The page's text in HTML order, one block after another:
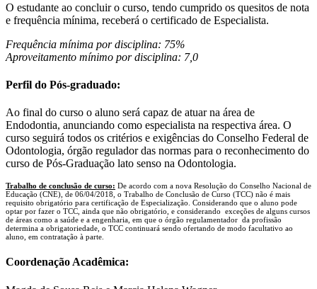
O estudante ao concluir o curso, tendo cumprido os quesitos de nota
e frequência mínima, receberá o certificado de Especialista.
Frequência mínima por disciplina: 75%
Aproveitamento mínimo por disciplina: 7,0
Perfil do Pós-graduado:
Ao final do curso o aluno será capaz de atuar na área de
Endodontia, anunciando como especialista na respectiva área. O
curso seguirá todos os critérios e exigências do Conselho Federal de
Odontologia, órgão regulador das normas para o reconhecimento do
curso de Pós-Graduação lato senso na Odontologia.
Trabalho de conclusão de curso: De acordo com a nova Resolução do Conselho Nacional de
Educação (CNE), de 06/04/2018, o Trabalho de Conclusão de Curso (TCC) não é mais
requisito obrigatório para certificação de Especialização. Considerando que o aluno pode
optar por fazer o TCC, ainda que não obrigatório, e considerando exceções de alguns cursos
de áreas como a saúde e a engenharia, em que o órgão regulamentador da profissão
determina a obrigatoriedade, o TCC continuará sendo ofertando de modo facultativo ao
aluno, em contratação à parte.
Coordenação Acadêmica: